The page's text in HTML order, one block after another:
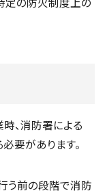
、消防署による
要があります。
う前の段階で消防